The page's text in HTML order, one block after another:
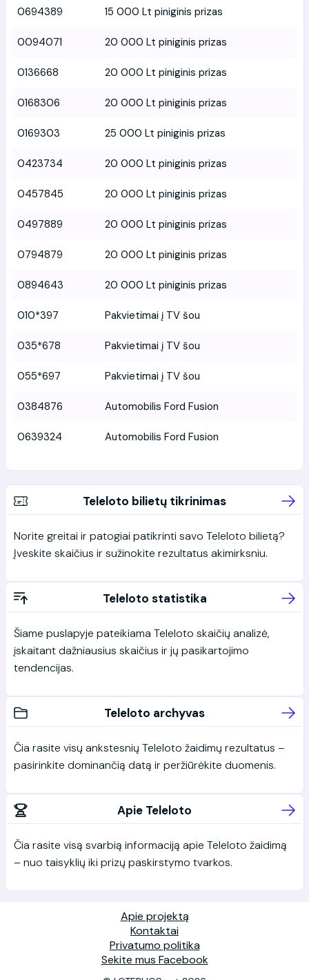
0694389 15 000 Lt piniginis prizas
0094071 20 000 Lt piniginis prizas
0136668 20 000 Lt piniginis prizas
0168306 20 000 Lt piniginis prizas
0169303 25 000 Lt piniginis prizas
0423734 20 000 Lt piniginis prizas
0457845 20 000 Lt piniginis prizas
0497889 20 000 Lt piniginis prizas
0794879 20 000 Lt piniginis prizas
0894643 20 000 Lt piniginis prizas
010*397 Pakvietimai į TV šou
035*678 Pakvietimai į TV šou
055*697 Pakvietimai į TV šou
0384876 Automobilis Ford Fusion
0639324 Automobilis Ford Fusion
Teleloto bilietų tikrinimas
Norite greitai ir patogiai patikrinti savo Teleloto bilietą?
Įveskite skaičius ir sužinokite rezultatus akimirksniu.
Teleloto statistika
Šiame puslapyje pateikiama Teleloto skaičių analizė,
įskaitant dažniausius skaičius ir jų pasikartojimo
tendencijas.
Teleloto archyvas
Čia rasite visų ankstesnių Teleloto žaidimų rezultatus –
pasirinkite dominančią datą ir peržiūrėkite duomenis.
Apie Teleloto
Čia rasite visą svarbią informaciją apie Teleloto žaidimą
– nuo taisyklių iki prizų paskirstymo tvarkos.
Apie projektą
Kontaktai
Privatumo politika
Sekite mus Facebook